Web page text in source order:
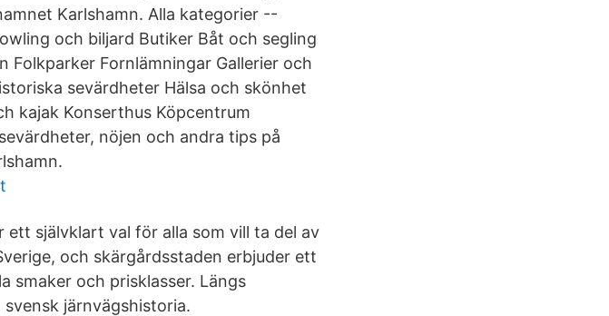
Karlshamn. Alla kategorier --
och biljard Butiker Båt och segling
Folkparker Fornlämningar Gallerier och
sevärdheter Hälsa och skönhet
kajak Konserthus Köpcentrum
nöjen och andra tips på
ett självklart val för alla som vill ta del av
och skärgårdsstaden erbjuder ett
smaker och prisklasser. Längs
järnvägshistoria.